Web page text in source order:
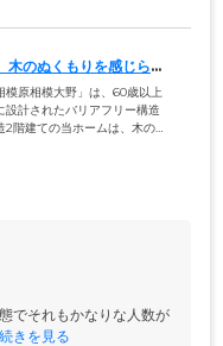
のぬくもりを感じられ
模原相模大野」は、60歳以上
計されたバリアフリー構造
階建ての当ホームは、木のぬ
にあるため、ご家族様やご友
を生かし、ご入居者様が
でそれもかなりな人数が
続きを見る